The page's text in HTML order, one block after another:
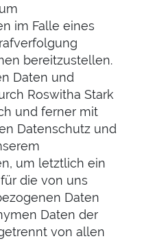
im Falle eines
bereitzustellen.
Daten und
Roswitha Stark
und ferner mit
Datenschutz und
um letztlich ein
die von uns
Daten
Daten der
von allen